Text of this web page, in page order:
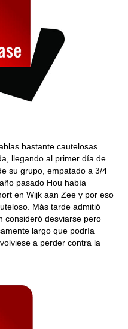
bastante cautelosas
llegando al primer día de
su grupo, empatado a 3/4
pasado Hou había
en Wijk aan Zee y por eso
Más tarde admitió
consideró desviarse pero
largo que podría
a perder contra la